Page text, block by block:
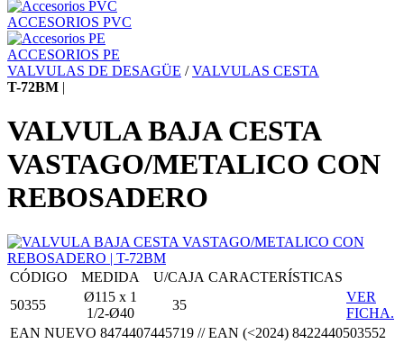
ACCESORIOS PVC
ACCESORIOS PE
VALVULAS DE DESAGÜE /VALVULAS CESTA
T-72BM |
VALVULA BAJA CESTA
VASTAGO/METALICO CON
REBOSADERO
CÓDIGO MEDIDA U/CAJA CARACTERÍSTICAS
50355
Ø115 x 1
1/2-Ø40
35
VER
FICHA.
EAN NUEVO 8474407445719 // EAN (<2024) 8422440503552